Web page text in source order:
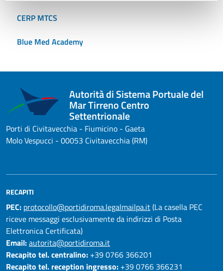
CERP MTCS
Blue Med Academy
Autorità di Sistema Portuale del
Mar Tirreno Centro
Settentrionale
Porti di Civitavecchia - Fiumicino - Gaeta
Molo Vespucci - 00053 Civitavecchia (RM)
RECAPITI
PEC: protocollo@portidiroma.legalmailpa.it(La casella PEC
riceve messaggi esclusivamente da indirizzi di Posta
Elettronica Certificata)
Email:autorita@portidiroma.it
Recapito tel. centralino: +39 0766 366201
Recapito tel. reception ingresso: +39 0766 366231